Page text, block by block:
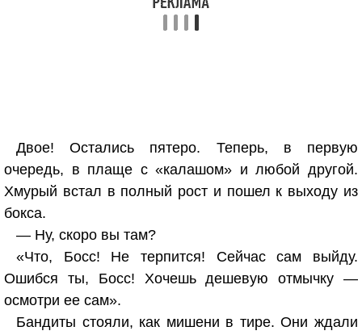
Двое! Остались пятеро. Теперь, в первую
очередь, в плаще с «калашом» и любой другой.
Хмурый встал в полный рост и пошел к выходу из
бокса.
— Ну, скоро вы там?
«Что, Босс! Не терпится! Сейчас сам выйду.
Ошибся ты, Босс! Хочешь дешевую отмычку —
осмотри ее сам».
Бандиты стояли, как мишени в тире. Они ждали